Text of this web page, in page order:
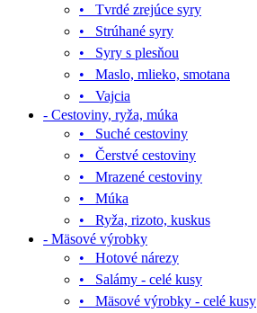
• Tvrdé zrejúce syry
• Strúhané syry
• Syry s plesňou
• Maslo, mlieko, smotana
• Vajcia
- Cestoviny, ryža, múka
• Suché cestoviny
• Čerstvé cestoviny
• Mrazené cestoviny
• Múka
• Ryža, rizoto, kuskus
- Mäsové výrobky
• Hotové nárezy
• Salámy - celé kusy
• Mäsové výrobky - celé kusy